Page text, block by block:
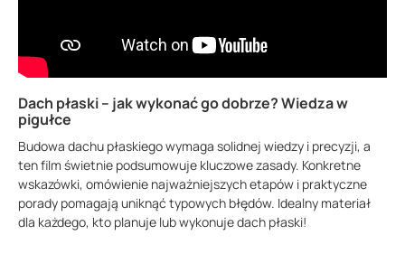
Dach płaski – jak wykonać go dobrze? Wiedza w
pigułce
Budowa dachu płaskiego wymaga solidnej wiedzy i precyzji, a
ten film świetnie podsumowuje kluczowe zasady. Konkretne
wskazówki, omówienie najważniejszych etapów i praktyczne
porady pomagają uniknąć typowych błędów. Idealny materiał
dla każdego, kto planuje lub wykonuje dach płaski!